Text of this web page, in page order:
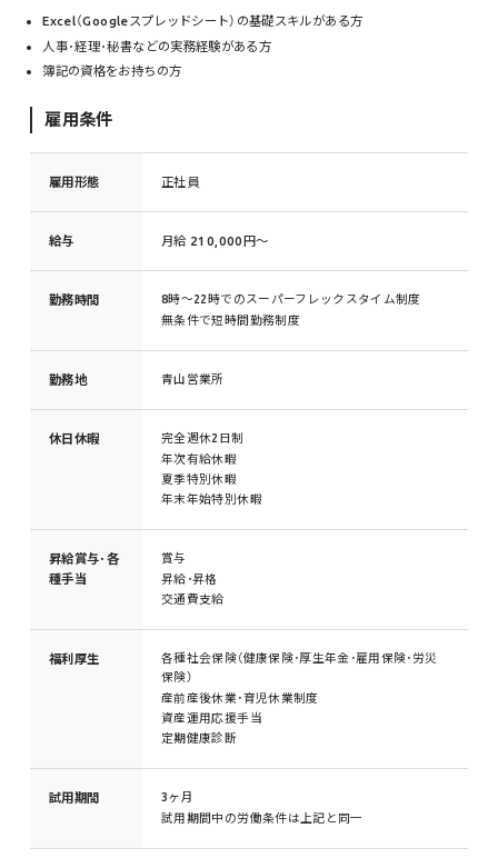
Excel（Googleスプレッドシート）の基礎スキルがある方
人事･経理･秘書などの実務経験がある方
簿記の資格をお持ちの方
雇用条件
雇用形態 正社員
給与 月給 210,000円〜
勤務時間
8時〜22時でのスーパーフレックスタイム制度
無条件で短時間勤務制度
勤務地 青山営業所
休日休暇
完全週休2日制
年次有給休暇
夏季特別休暇
年末年始特別休暇
昇給賞与･各
種手当
賞与
昇給･昇格
交通費支給
福利厚生
各種社会保険（健康保険･厚生年金･雇用保険･労災
保険）
産前産後休業･育児休業制度
資産運用応援手当
定期健康診断
試用期間
3ヶ月
試用期間中の労働条件は上記と同一